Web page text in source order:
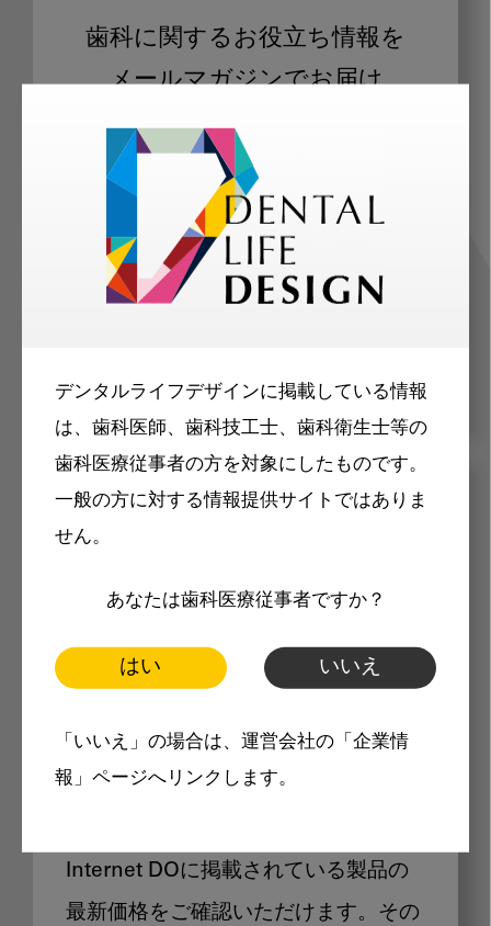
デンタルライフデザインに掲載している情報
は、歯科医師、歯科技工士、歯科衛生士等の
歯科医療従事者の方を対象にしたものです。
一般の方に対する情報提供サイトではありま
せん。
あなたは歯科医療従事者ですか？
はい いいえ
「いいえ」の場合は、運営会社の「企業情
報」ページへリンクします。
歯科に関するお役立ち情報を
メールマガジンでお届け
ご登録いただいた職種（歯科医師、歯
科衛生士、歯科技工士）に合わせた内
容のメールマガジンをお届けします。
メリット
製品価格も閲覧可能
Internet DOに掲載されている製品の
最新価格をご確認いただけます。その